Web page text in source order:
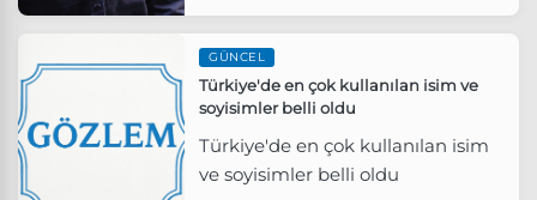
GÜNCEL
Türkiye'de en çok kullanılan isim ve
soyisimler belli oldu
Türkiye'de en çok kullanılan isim
ve soyisimler belli oldu